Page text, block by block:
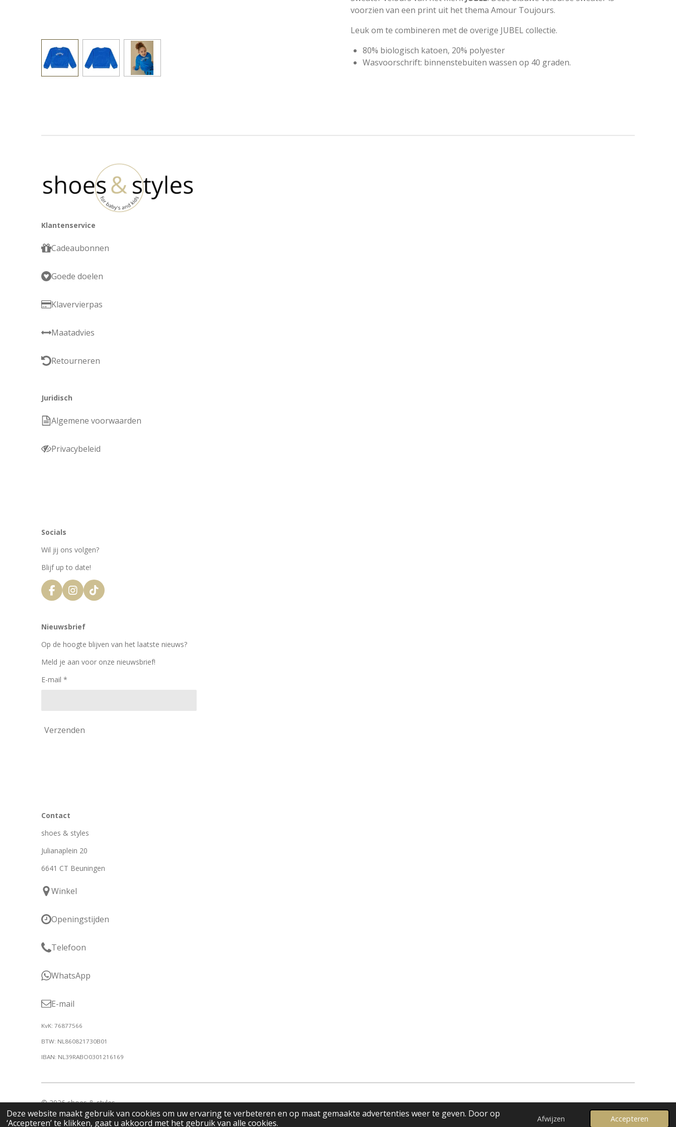
Deze website maakt gebruik van cookies om uw ervaring te verbeteren en op maat gemaakte advertenties weer te geven. Door op
‘Accepteren’ te klikken, gaat u akkoord met het gebruik van alle cookies.
Afwijzen Accepteren
voorzien van een print uit het thema Amour Toujours.
Leuk om te combineren met de overige JUBEL collectie.
80% biologisch katoen, 20% polyester
Wasvoorschrift: binnenstebuiten wassen op 40 graden.
Klantenservice
Cadeaubonnen
Goede doelen
Klavervierpas
Maatadvies
Retourneren
Juridisch
Algemene voorwaarden
Privacybeleid
Socials
Wil jij ons volgen?
Blijf up to date!
F
a
e
b
o
k
I
n
t
a
g
a
T
i
k
Nieuwsbrief
Op de hoogte blijven van het laatste nieuws?
Meld je aan voor onze nieuwsbrief!
E-mail *
Verzenden
Contact
shoes & styles
Julianaplein 20
6641 CT Beuningen
Winkel
Openingstijden
Telefoon
WhatsApp
E-mail
KvK: 76877566
BTW: NL860821730B01
IBAN: NL39RABO0301216169
© 2026 shoes & styles